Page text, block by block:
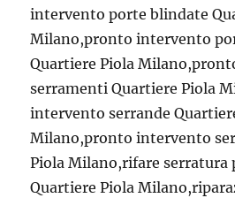
intervento porte blindate
Milano,pronto intervento
Quartiere Piola
serramenti Quartiere Piola
intervento serrande
Milano,pronto intervento
Piola Milano,rifare serratura
Quartiere Piola